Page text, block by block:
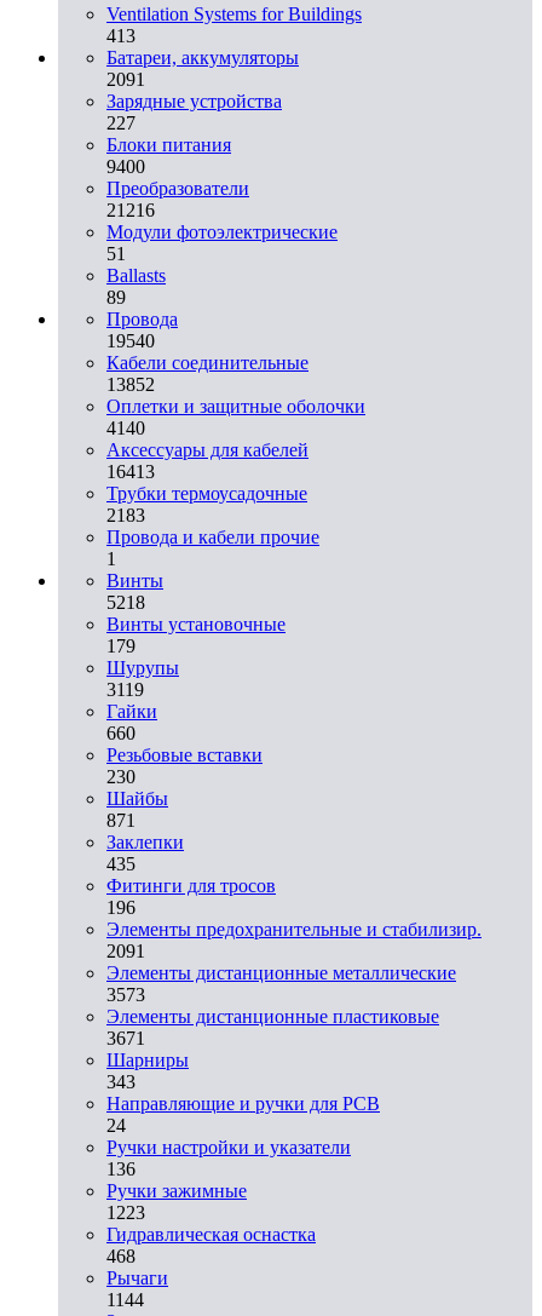
Ventilation Systems for Buildings
413
Батареи, аккумуляторы
2091
Зарядные устройства
227
Блоки питания
9400
Преобразователи
21216
Модули фотоэлектрические
51
Ballasts
89
Провода
19540
Кабели соединительные
13852
Оплетки и защитные оболочки
4140
Аксессуары для кабелей
16413
Трубки термоусадочные
2183
Провода и кабели прочие
1
Винты
5218
Винты установочные
179
Шурупы
3119
Гайки
660
Резьбовые вставки
230
Шайбы
871
Заклепки
435
Фитинги для тросов
196
Элементы предохранительные и стабилизир.
2091
Элементы дистанционные металлические
3573
Элементы дистанционные пластиковые
3671
Шарниры
343
Направляющие и ручки для PCB
24
Ручки настройки и указатели
136
Ручки зажимные
1223
Гидравлическая оснастка
468
Рычаги
1144